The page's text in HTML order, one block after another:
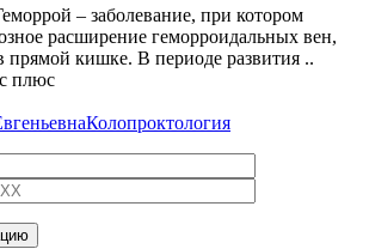
– заболевание, при котором
расширение геморроидальных вен,
прямой кишке. В периоде развития ..
плюс
Колопроктология